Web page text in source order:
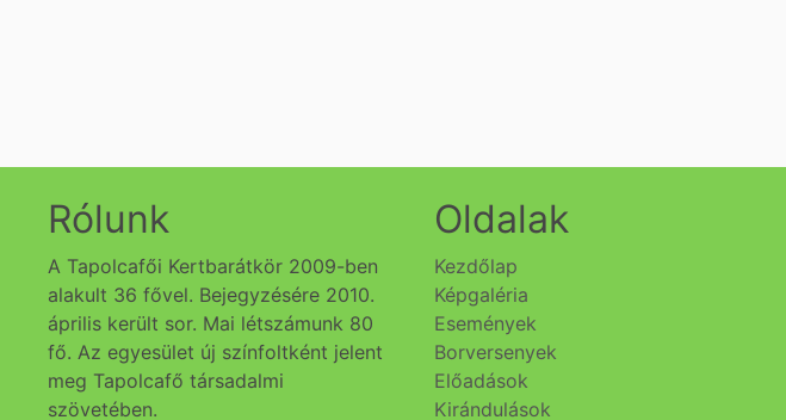
Rólunk
A Tapolcafői Kertbarátkör 2009-ben
alakult 36 fővel. Bejegyzésére 2010.
április került sor. Mai létszámunk 80
fő. Az egyesület új színfoltként jelent
meg Tapolcafő társadalmi
szövetében.
Oldalak
Kezdőlap
Képgaléria
Események
Borversenyek
Előadások
Kirándulások